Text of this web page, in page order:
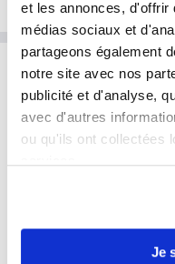
et les annonces, d'offrir
médias sociaux et
partageons également
notre site avec nos
publicité et d'analyse,
avec d'autres
ou qu'ils ont collectées
Je
INFORMATIONS PRATIQUES
laphotoprod@gmail.com
Tel: 0609853333
de 9h à 19h
Disponibilités horaires en